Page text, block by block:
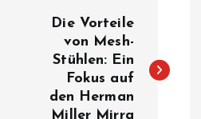
Die Vorteile
von Mesh-
Stühlen: Ein
Fokus auf
den Herman
Miller Mirra